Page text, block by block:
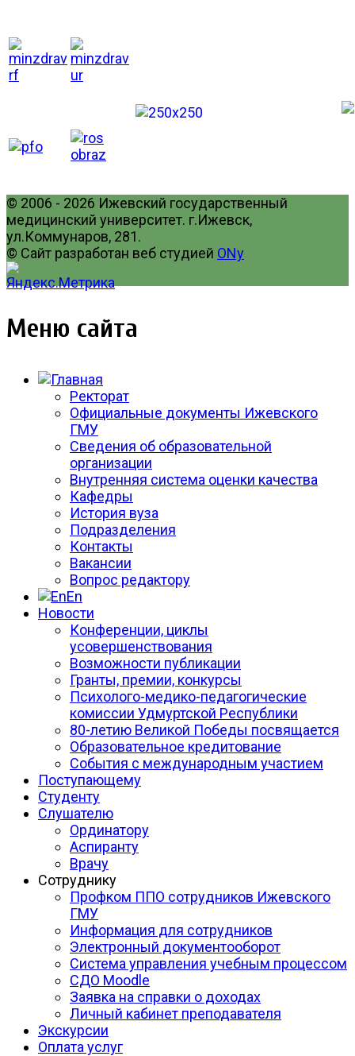
© 2006 - 2026 Ижевский государственный
медицинский университет. г.Ижевск,
ул.Коммунаров, 281.
© Сайт разработан веб студией ONy
Меню сайта
Ректорат
Официальные документы Ижевского
ГМУ
Сведения об образовательной
организации
Внутренняя система оценки качества
Кафедры
История вуза
Подразделения
Контакты
Вакансии
Вопрос редактору
En
Новости
Конференции, циклы
усовершенствования
Возможности публикации
Гранты, премии, конкурсы
Психолого-медико-педагогические
комиссии Удмуртской Республики
80-летию Великой Победы посвящается
Образовательное кредитование
События с международным участием
Поступающему
Студенту
Слушателю
Ординатору
Аспиранту
Врачу
Сотруднику
Профком ППО сотрудников Ижевского
ГМУ
Информация для сотрудников
Электронный документооборот
Система управления учебным процессом
СДО Moodle
Заявка на справки о доходах
Личный кабинет преподавателя
Экскурсии
Оплата услуг